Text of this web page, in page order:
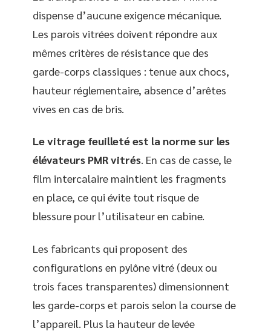
dispense d’aucune exigence mécanique.
Les parois vitrées doivent répondre aux
mêmes critères de résistance que des
garde-corps classiques : tenue aux chocs,
hauteur réglementaire, absence d’arêtes
vives en cas de bris.
Le vitrage feuilleté est la norme sur les
élévateurs PMR vitrés. En cas de casse, le
film intercalaire maintient les fragments
en place, ce qui évite tout risque de
blessure pour l’utilisateur en cabine.
Les fabricants qui proposent des
configurations en pylône vitré (deux ou
trois faces transparentes) dimensionnent
les garde-corps et parois selon la course de
l’appareil. Plus la hauteur de levée